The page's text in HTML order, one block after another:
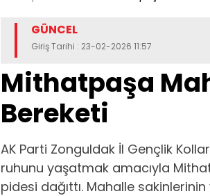
GÜNCEL
Giriş Tarihi : 23-02-2026 11:57
Mithatpaşa
Bereketi
AK Parti Zonguldak İl Gençlik
ruhunu yaşatmak amacıyla
pidesi dağıttı. Mahalle